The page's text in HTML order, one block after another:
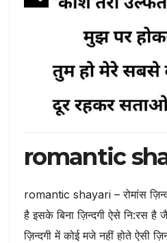
romantic
romantic shayari – रोमांस
है इसके बिना ज़िन्दगी ऐसे नि:रस
ज़िन्दगी में कोई मजे नहीं होते ऐसी